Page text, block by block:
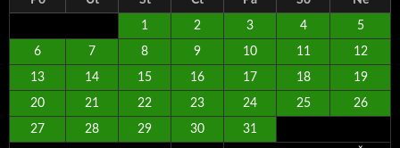
1 2 3 4 5
6 7 8 9 10 11 12
13 14 15 16 17 18 19
20 21 22 23 24 25 26
27 28 29 30 31